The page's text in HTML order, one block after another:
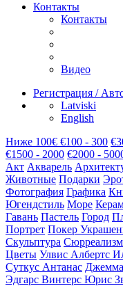
Контакты
Контакты
Видео
Регистрация /
Latviski
English
Hиже 100€ €100 - 300
€1500 - 2000 €2000 -
Акт Акварель
Животные Подарки
Фотография Графика
Югендстиль Море
Гавань Пастель Город
Портрет Покер
Скульптура Сюрреализм
Цветы Улвис Албертс
Суткус Антанас
Эдгарс Винтерс Юрис